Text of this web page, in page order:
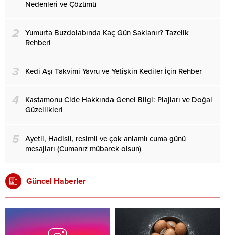
Nedenleri ve Çözümü
2
Yumurta Buzdolabında Kaç Gün Saklanır? Tazelik
Rehberi
3 Kedi Aşı Takvimi Yavru ve Yetişkin Kediler İçin Rehber
4
Kastamonu Cide Hakkında Genel Bilgi: Plajları ve Doğal
Güzellikleri
5
Ayetli, Hadisli, resimli ve çok anlamlı cuma günü
mesajları (Cumanız mübarek olsun)
Güncel Haberler